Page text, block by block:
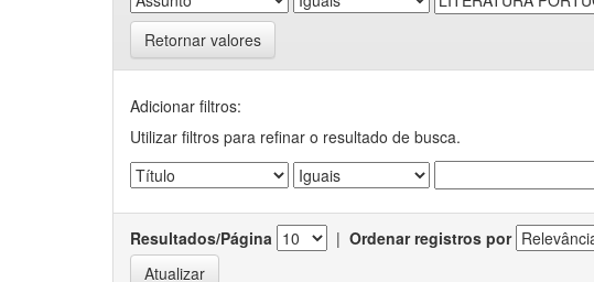
Retornar valores
Adicionar filtros:
Utilizar filtros para refinar o resultado de busca.
Resultados/Página | Ordenar registros por